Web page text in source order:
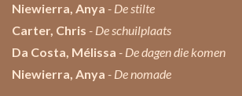
Niewierra, Anya - De stilte
Carter, Chris - De schuilplaats
Da Costa, Mélissa - De dagen die komen
Niewierra, Anya - De nomade